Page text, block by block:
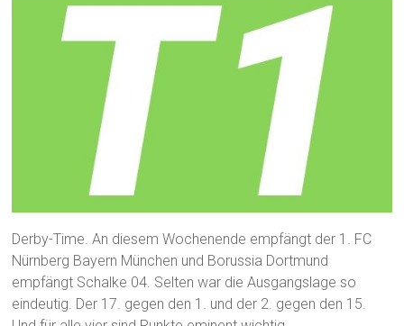
Derby-Time. An diesem Wochenende empfängt der 1. FC
Nürnberg Bayern München und Borussia Dortmund
empfängt Schalke 04. Selten war die Ausgangslage so
eindeutig. Der 17. gegen den 1. und der 2. gegen den 15.